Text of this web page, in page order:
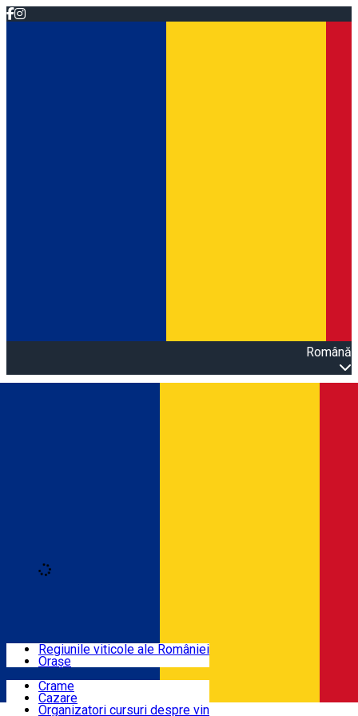
Română
Locuri cu vin
Rute
Regiunile viticole ale României
Orașe
Crame
Cazare
Organizatori cursuri despre vin